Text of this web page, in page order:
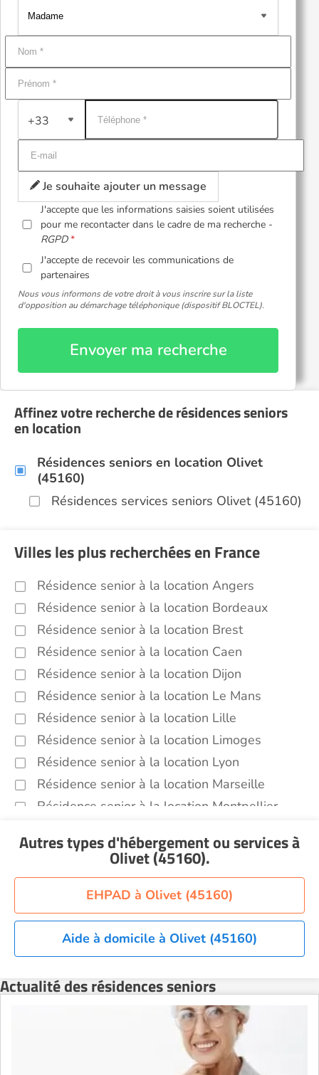
+33
Je souhaite ajouter un message
J'accepte que les informations saisies soient utilisées
pour me recontacter dans le cadre de ma recherche -
RGPD
J'accepte de recevoir les communications de
partenaires
Nous vous informons de votre droit à vous inscrire sur la liste
d'opposition au démarchage téléphonique (dispositif BLOCTEL).
Envoyer ma recherche
Affinez votre recherche de résidences seniors
en location
Résidences seniors en location Olivet
(45160)
Résidences services seniors Olivet (45160)
Villes les plus recherchées en France
Résidence senior à la location Angers
Résidence senior à la location Bordeaux
Résidence senior à la location Brest
Résidence senior à la location Caen
Résidence senior à la location Dijon
Résidence senior à la location Le Mans
Résidence senior à la location Lille
Résidence senior à la location Limoges
Résidence senior à la location Lyon
Résidence senior à la location Marseille
Résidence senior à la location Montpellier
Résidence senior à la location Nantes
Résidence senior à la location Orléans
Résidence senior à la location Perpignan
Résidence senior à la location Reims
Résidence senior à la location Rennes
Résidence senior à la location Strasbourg
Résidence senior à la location Toulouse
Autres types d'hébergement ou servicesà
Olivet (45160).
EHPAD à Olivet (45160)
Aide à domicile à Olivet (45160)
Actualité des résidences seniors